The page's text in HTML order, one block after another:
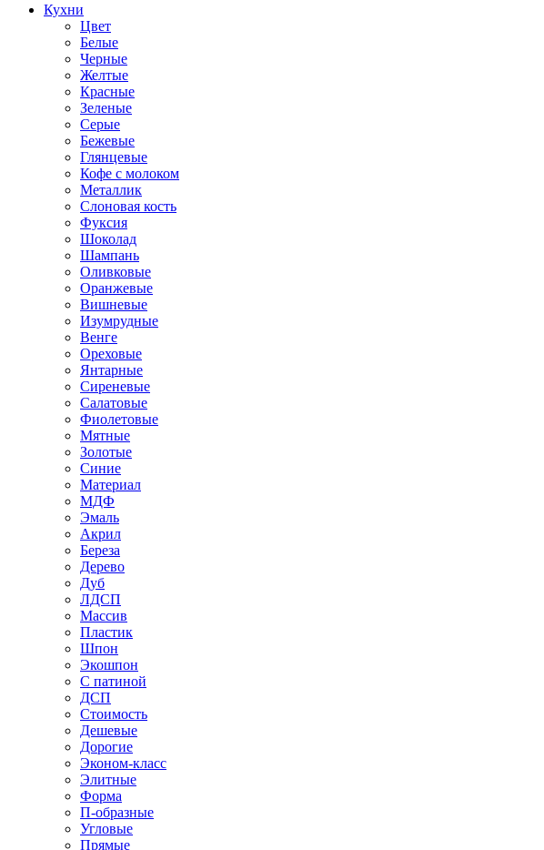
Кухни
Цвет
Белые
Черные
Желтые
Красные
Зеленые
Серые
Бежевые
Глянцевые
Кофе с молоком
Металлик
Слоновая кость
Фуксия
Шоколад
Шампань
Оливковые
Оранжевые
Вишневые
Изумрудные
Венге
Ореховые
Янтарные
Сиреневые
Салатовые
Фиолетовые
Мятные
Золотые
Синие
Материал
МДФ
Эмаль
Акрил
Береза
Дерево
Дуб
ЛДСП
Массив
Пластик
Шпон
Экошпон
С патиной
ДСП
Стоимость
Дешевые
Дорогие
Эконом-класс
Элитные
Форма
П-образные
Угловые
Прямые